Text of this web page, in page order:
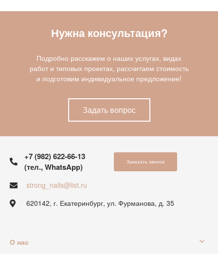
Нужна консультация?
Подробно расскажем о наших услугах, видах
работ и типовых проектах, рассчитаем стоимость
и подготовим индивидуальное предложение!
Задать вопрос
+7 (982) 622-66-13
(тел., WhatsApp)
Заказать звонок
strong_nails@list.ru
620142, г. Екатеринбург, ул. Фурманова, д. 35
О нас